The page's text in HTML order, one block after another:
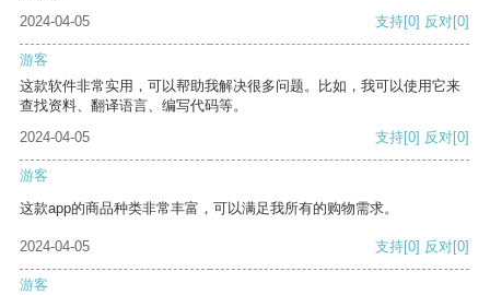
2024-04-05
支持[0] 反对[0]
游客
这款软件非常实用，可以帮助我解决很多问题。比如，我可以使用它来
查找资料、翻译语言、编写代码等。
2024-04-05
支持[0] 反对[0]
游客
这款app的商品种类非常丰富，可以满足我所有的购物需求。
2024-04-05 支持[0] 反对[0]
游客